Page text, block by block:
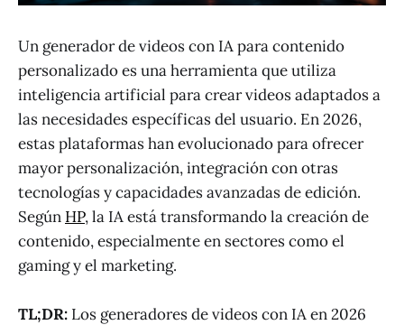
Un generador de videos con IA para contenido
personalizado es una herramienta que utiliza
inteligencia artificial para crear videos adaptados a
las necesidades específicas del usuario. En 2026,
estas plataformas han evolucionado para ofrecer
mayor personalización, integración con otras
tecnologías y capacidades avanzadas de edición.
Según HP, la IA está transformando la creación de
contenido, especialmente en sectores como el
gaming y el marketing.
TL;DR: Los generadores de videos con IA en 2026